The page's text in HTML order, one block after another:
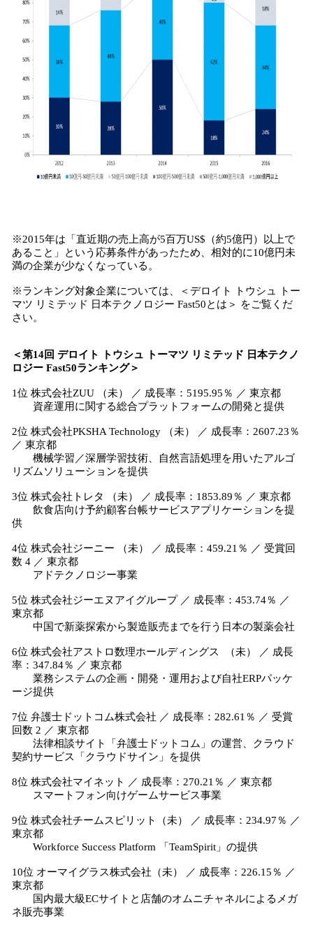
※2015年は「直近期の売上高が5百万US$（約5億円）以上で
あること」という応募条件があったため、相対的に10億円未
満の企業が少なくなっている。
※ランキング対象企業については、＜デロイト トウシュ トー
マツ リミテッド 日本テクノロジー Fast50とは＞ をご覧くだ
さい。
＜第14回 デロイト トウシュ トーマツ リミテッド 日本テクノ
ロジー Fast50ランキング＞
1位 株式会社ZUU （未） ／ 成長率：5195.95％ ／ 東京都
資産運用に関する総合プラットフォームの開発と提供
2位 株式会社PKSHA Technology （未） ／ 成長率：2607.23％
／ 東京都
機械学習／深層学習技術、自然言語処理を用いたアルゴ
リズムソリューションを提供
3位 株式会社トレタ （未） ／ 成長率：1853.89％ ／ 東京都
飲食店向け予約顧客台帳サービスアプリケーションを提
供
4位 株式会社ジーニー （未） ／ 成長率：459.21％ ／ 受賞回
数 4 ／ 東京都
アドテクノロジー事業
5位 株式会社ジーエヌアイグループ ／ 成長率：453.74％ ／
東京都
中国で新薬探索から製造販売までを行う日本の製薬会社
6位 株式会社アストロ数理ホールディングス （未） ／ 成長
率：347.84％ ／ 東京都
業務システムの企画・開発・運用および自社ERPパッケ
ージ提供
7位 弁護士ドットコム株式会社 ／ 成長率：282.61％ ／ 受賞
回数 2 ／ 東京都
法律相談サイト「弁護士ドットコム」の運営、クラウド
契約サービス「クラウドサイン」を提供
8位 株式会社マイネット ／ 成長率：270.21％ ／ 東京都
スマートフォン向けゲームサービス事業
9位 株式会社チームスピリット（未） ／ 成長率：234.97％ ／
東京都
Workforce Success Platform 「TeamSpirit」の提供
10位 オーマイグラス株式会社（未） ／ 成長率：226.15％ ／
東京都
国内最大級ECサイトと店舗のオムニチャネルによるメガ
ネ販売事業